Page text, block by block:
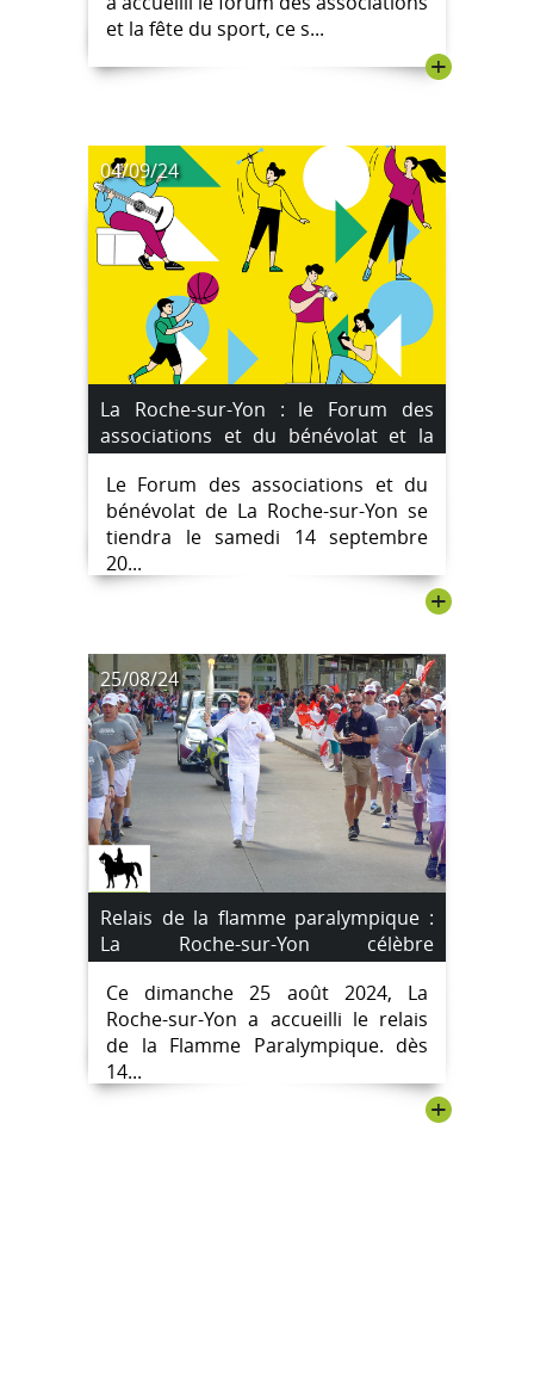
et la fête du sport, ce s...
+
04/09/24
La Roche-sur-Yon : le Forum des
associations et du bénévolat et la
"Faites du sport" le samedi 14
septembre 2024
Le Forum des associations et du
bénévolat de La Roche-sur-Yon se
tiendra le samedi 14 septembre
20...
+
25/08/24
Relais de la flamme paralympique :
La Roche-sur-Yon célèbre
l'événement ! [Images]
Ce dimanche 25 août 2024, La
Roche-sur-Yon a accueilli le relais
de la Flamme Paralympique. dès
14...
+